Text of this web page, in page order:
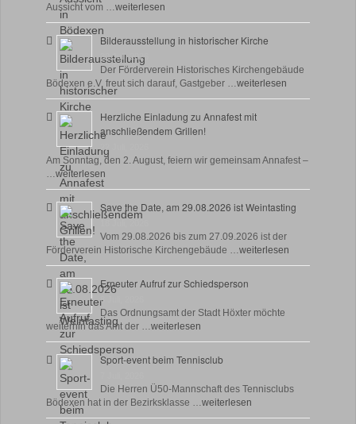
Aussicht vom …weiterlesen
Bilderausstellung in historischer Kirche
30 Juli, 2026
Der Förderverein Historisches Kirchengebäude
Bödexen e.V. freut sich darauf, Gastgeber …weiterlesen
Herzliche Einladung zu Annafest mit
anschließendem Grillen!
Am Sonntag, den 2. August, feiern wir gemeinsam Annafest –
…weiterlesen
Save the Date, am 29.08.2026 ist Weintasting
Vom 29.08.2026 bis zum 27.09.2026 ist der
Förderverein Historische Kirchengebäude …weiterlesen
Erneuter Aufruf zur Schiedsperson
8 Juli, 2026
Das Ordnungsamt der Stadt Höxter möchte
weiterhin das Amt der …weiterlesen
Sport-event beim Tennisclub
Die Herren Ü50-Mannschaft des Tennisclubs
Bödexen hat in der Bezirksklasse …weiterlesen